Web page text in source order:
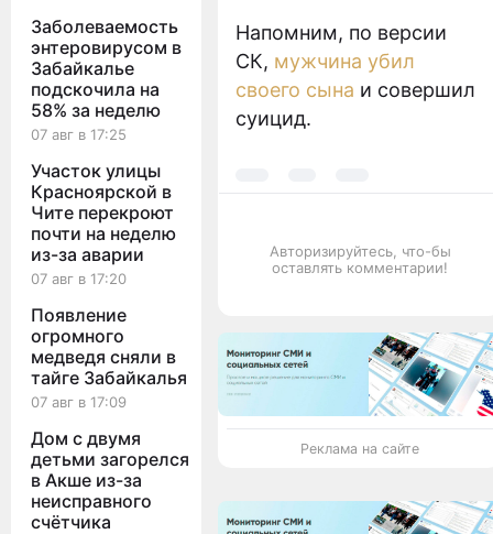
Заболеваемость
энтеровирусом в
Забайкалье
подскочила на
58% за неделю
07 авг в 17:25
Участок улицы
Красноярской в
Чите перекроют
почти на неделю
из-за аварии
07 авг в 17:20
Появление
огромного
медведя сняли в
тайге Забайкалья
07 авг в 17:09
Дом с двумя
детьми загорелся
в Акше из-за
неисправного
счётчика
Напомним, по версии
СК, мужчина убил
своего сына и совершил
суицид.
Авторизируйтесь, что-бы
оставлять комментарии!
Реклама на сайте